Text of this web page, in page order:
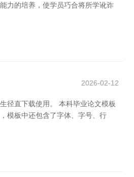
力的培养，使学员巧合将所学讹诈
2026-02-12
径直下载使用。 本科毕业论文模板
模板中还包含了字体、字号、行